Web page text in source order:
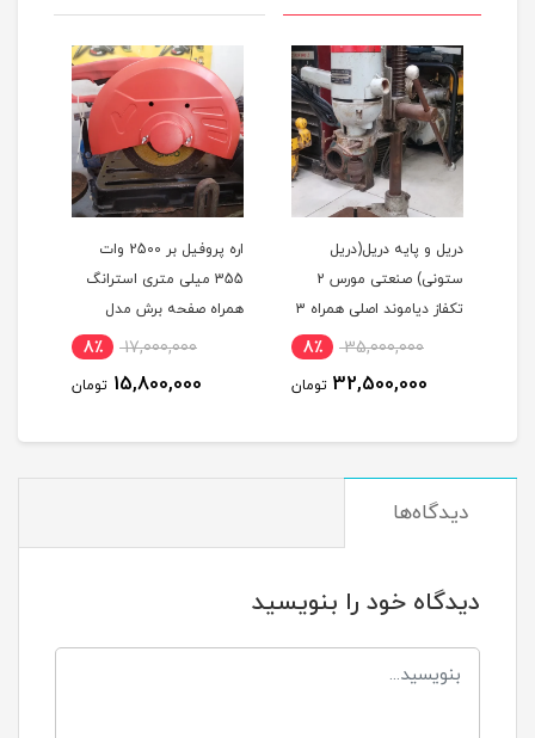
دریل و پایه دریل(دریل
ستونی) صنعتی مورس 2
تکفاز دیاموند اصلی همراه 3
نظام مدل DIAMOND J1Z-
35,000,000 8٪
32,500,000 تومان
اره پروفیل بر 2500 وات
355 میلی متری استرانگ
همراه صفحه برش مدل
STRONG STG2500 در حد 17,000,000 8٪
15,800,000 تومان
دیدگاه‌ها
دیدگاه خود را بنویسید